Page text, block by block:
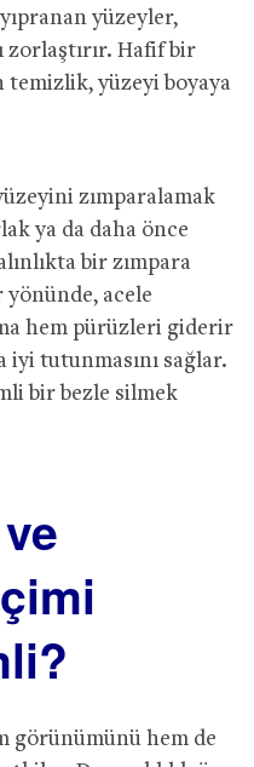
yüzeyler,
zorlaştırır. Hafif bir
temizlik, yüzeyi boyaya
zımparalamak
ya da daha önce
bir zımpara
yönünde, acele
hem pürüzleri giderir
iyi tutunmasını sağlar.
bir bezle silmek
görünümünü hem de